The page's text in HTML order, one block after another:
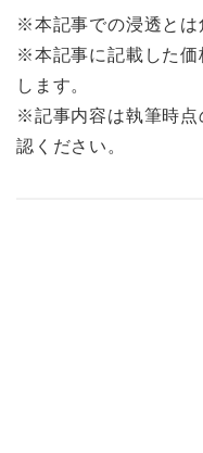
※本記事での浸透とは
※本記事に記載した
します。
※記事内容は執筆時点
認ください。